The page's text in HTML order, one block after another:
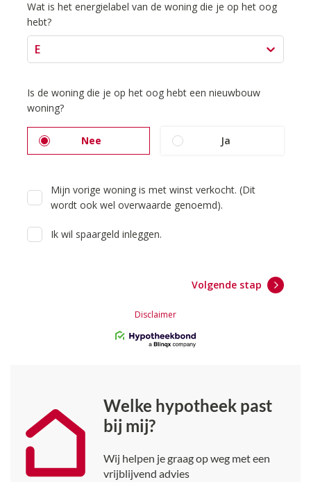
Welke hypotheek past
bij mij?
Wij helpen je graag op weg met een
vrijblijvend advies